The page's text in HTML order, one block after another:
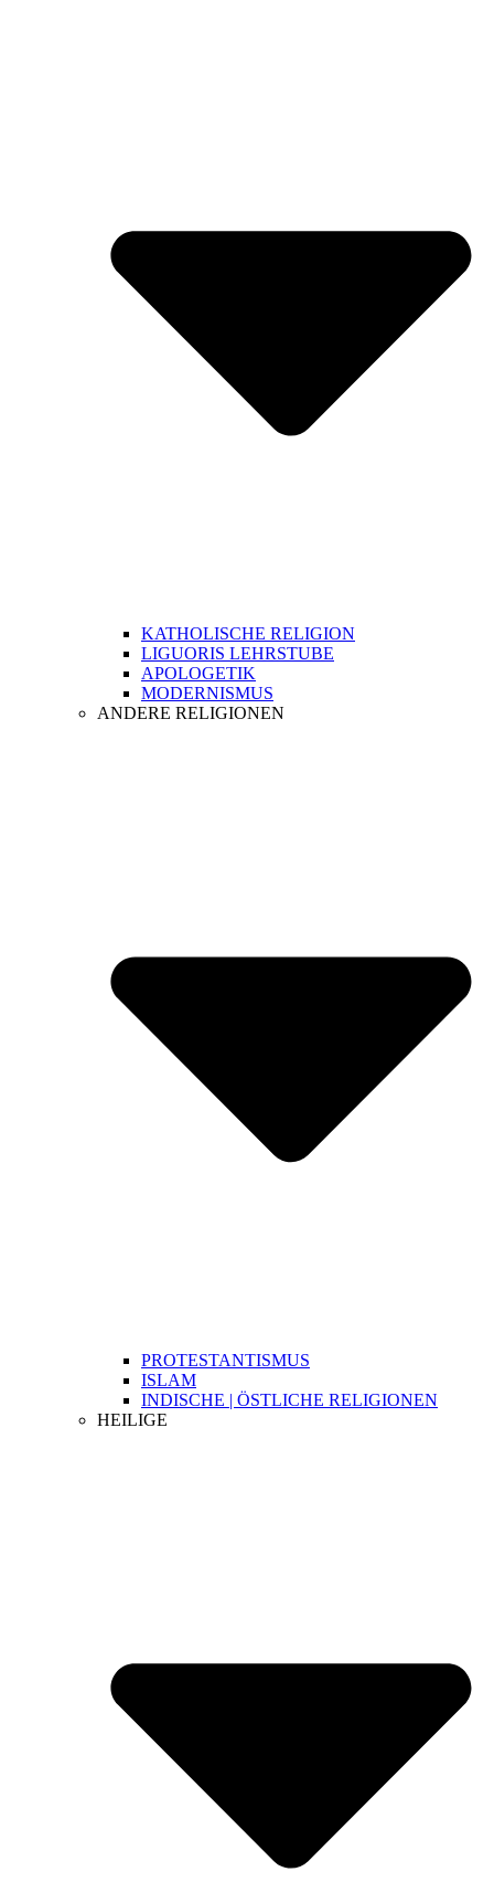
KATHOLISCHE RELIGION
LIGUORIS LEHRSTUBE
APOLOGETIK
MODERNISMUS
ANDERE RELIGIONEN
PROTESTANTISMUS
ISLAM
INDISCHE | ÖSTLICHE RELIGIONEN
HEILIGE